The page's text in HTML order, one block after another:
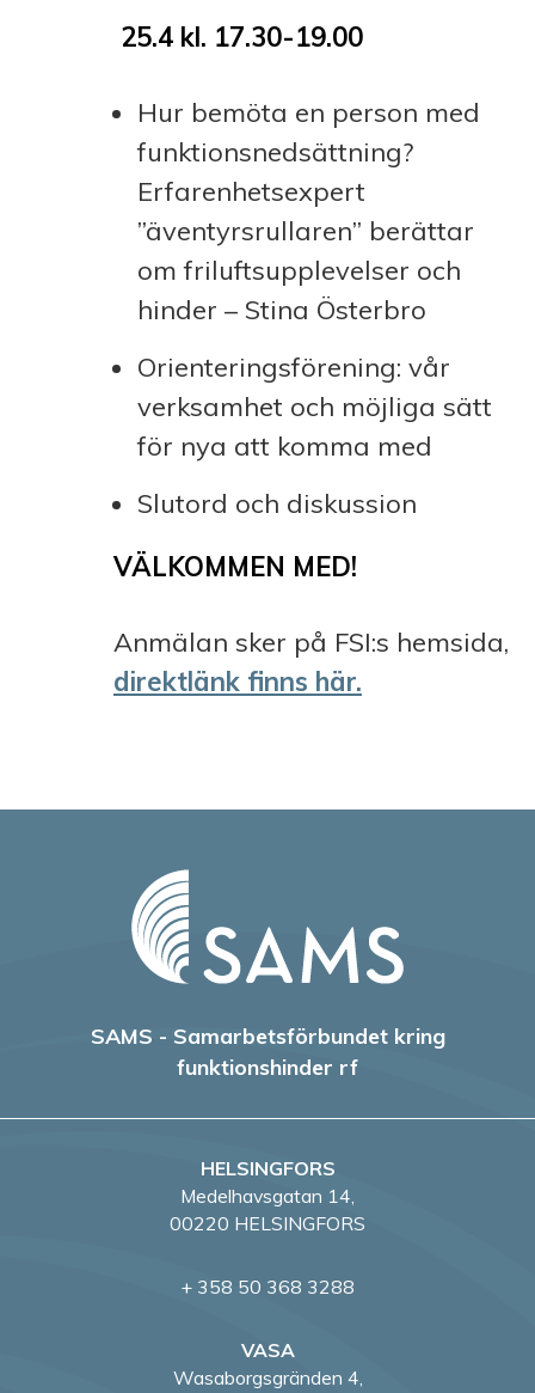
25.4 kl. 17.30-19.00
Hur bemöta en person med
funktionsnedsättning?
Erfarenhetsexpert
”äventyrsrullaren” berättar
om friluftsupplevelser och
hinder – Stina Österbro
Orienteringsförening: vår
verksamhet och möjliga sätt
för nya att komma med
Slutord och diskussion
VÄLKOMMEN MED!
Anmälan sker på FSI:s hemsida,
direktlänk finns här.
SAMS - Samarbetsförbundet kring
funktionshinder rf
HELSINGFORS
Medelhavsgatan 14,
00220 HELSINGFORS
+ 358 50 368 3288
VASA
Wasaborgsgränden 4,